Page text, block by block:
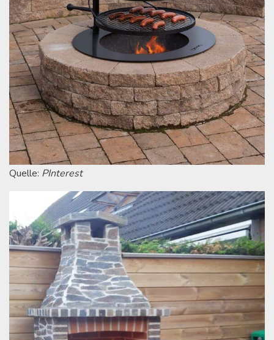
Quelle: PInterest